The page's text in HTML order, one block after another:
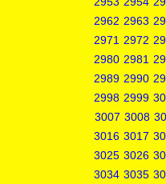
2962 2963
2971 2972
2980 2981
2989 2990
2998 2999
3007 3008
3016 3017
3025 3026
3034 3035